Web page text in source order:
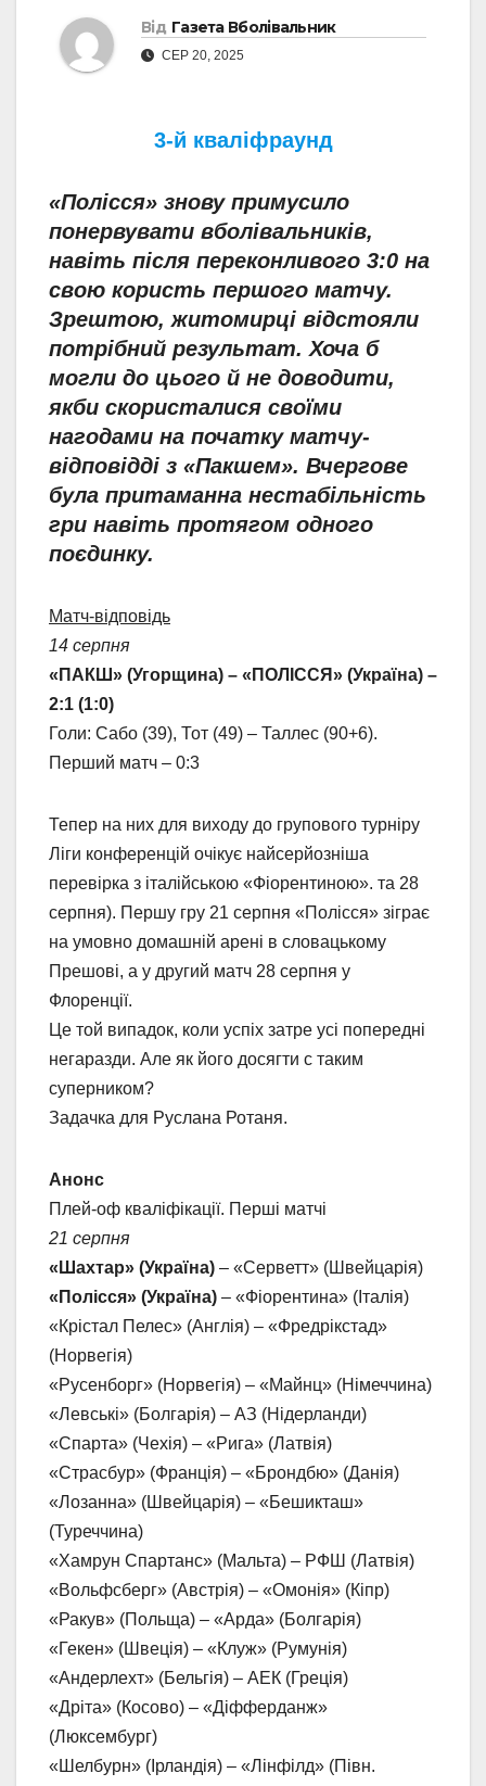
Від Газета Вболівальник
СЕР 20, 2025
3-й кваліфраунд
«Полісся» знову примусило
понервувати вболівальників,
навіть після переконливого 3:0 на
свою користь першого матчу.
Зрештою, житомирці відстояли
потрібний результат. Хоча б
могли до цього й не доводити,
якби скористалися своїми
нагодами на початку матчу-
відповідді з «Пакшем». Вчергове
була притаманна нестабільність
гри навіть протягом одного
поєдинку.
Матч-відповідь
14 серпня
«ПАКШ» (Угорщина) – «ПОЛІССЯ» (Україна) –
2:1 (1:0)
Голи: Сабо (39), Тот (49) – Таллес (90+6).
Перший матч – 0:3
Тепер на них для виходу до групового турніру
Ліги конференцій очікує найсерйозніша
перевірка з італійською «Фіорентиною». та 28
серпня). Першу гру 21 серпня «Полісся» зіграє
на умовно домашній арені в словацькому
Прешові, а у другий матч 28 серпня у
Флоренції.
Це той випадок, коли успіх затре усі попередні
негаразди. Але як його досягти с таким
суперником?
Задачка для Руслана Ротаня.
Анонс
Плей-оф кваліфікації. Перші матчі
21 серпня
«Шахтар» (Україна) – «Серветт» (Швейцарія)
«Полісся» (Україна) – «Фіорентина» (Італія)
«Крістал Пелес» (Англія) – «Фредрікстад»
(Норвегія)
«Русенборг» (Норвегія) – «Майнц» (Німеччина)
«Левські» (Болгарія) – АЗ (Нідерланди)
«Спарта» (Чехія) – «Рига» (Латвія)
«Страсбур» (Франція) – «Брондбю» (Данія)
«Лозанна» (Швейцарія) – «Бешикташ»
(Туреччина)
«Хамрун Спартанс» (Мальта) – РФШ (Латвія)
«Вольфсберг» (Австрія) – «Омонія» (Кіпр)
«Ракув» (Польща) – «Арда» (Болгарія)
«Гекен» (Швеція) – «Клуж» (Румунія)
«Андерлехт» (Бельгія) – АЕК (Греція)
«Дріта» (Косово) – «Діфферданж»
(Люксембург)
«Шелбурн» (Ірландія) – «Лінфілд» (Півн.